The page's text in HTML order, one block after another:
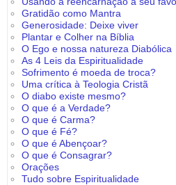
Gratidão como Mantra
Generosidade: Deixe viver
Plantar e Colher na Bíblia
O Ego e nossa natureza Diabólica
As 4 Leis da Espiritualidade
Sofrimento é moeda de troca?
Uma crítica à Teologia Cristã
O diabo existe mesmo?
O que é a Verdade?
O que é Carma?
O que é Fé?
O que é Abençoar?
O que é Consagrar?
Orações
Tudo sobre Espiritualidade